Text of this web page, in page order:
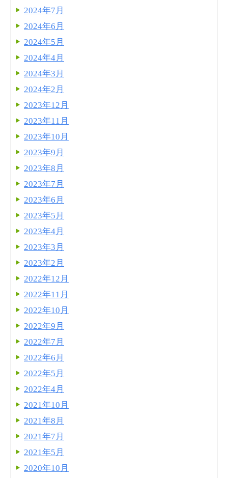
2024年7月
2024年6月
2024年5月
2024年4月
2024年3月
2024年2月
2023年12月
2023年11月
2023年10月
2023年9月
2023年8月
2023年7月
2023年6月
2023年5月
2023年4月
2023年3月
2023年2月
2022年12月
2022年11月
2022年10月
2022年9月
2022年7月
2022年6月
2022年5月
2022年4月
2021年10月
2021年8月
2021年7月
2021年5月
2020年10月